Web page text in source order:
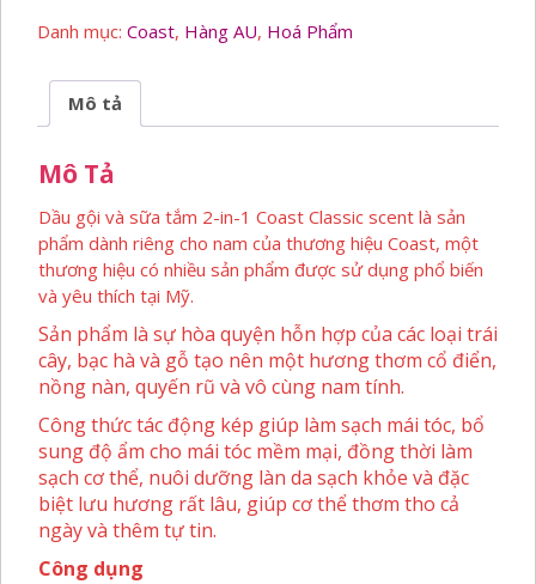
2
Coast
số
Danh mục: Coast, Hàng AU, Hoá Phẩm
Mô tả
Mô Tả
Dầu gội và sữa tắm 2-in-1 Coast Classic scent là sản
phẩm dành riêng cho nam của thương hiệu Coast, một
thương hiệu có nhiều sản phẩm được sử dụng phổ biến
và yêu thích tại Mỹ.
Sản phẩm là sự hòa quyện hỗn hợp của các loại trái
cây, bạc hà và gỗ tạo nên một hương thơm cổ điển,
nồng nàn, quyến rũ và vô cùng nam tính.
Công thức tác động kép giúp làm sạch mái tóc, bổ
sung độ ẩm cho mái tóc mềm mại, đồng thời làm
sạch cơ thể, nuôi dưỡng làn da sạch khỏe và đặc
biệt lưu hương rất lâu, giúp cơ thể thơm tho cả
ngày và thêm tự tin.
Công dụng